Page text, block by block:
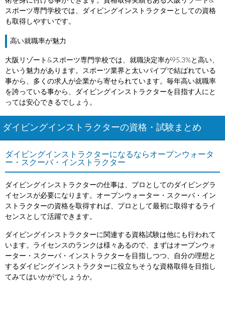
スポーツ専門学校では、ダイビングインストラクターとしての資格
も取得しやすいです。
高い就職率が魅力
大阪リゾート&スポーツ専門学校では、就職決定率が95.3%と高い、
という魅力があります。スポーツ業界と太いパイプで結ばれている
事から、多くの求人が企業から寄せられています。毎年高い就職率
を誇っている事から、ダイビングインストラクターを目指す人にと
っては安心できるでしょう。
ダイビングインストラクターの資格・試験まとめ
ダイビングインストラクターになるならオープンウォータ
ー・スクーバ・インストラクター
ダイビングインストラクターの仕事は、プロとしてのダイビングラ
イセンスが必要になります。オープンウォーター・スクーバ・イン
ストラクターの資格を取得すれば、プロとして最初に取得するライ
センスとして活躍できます。
ダイビングインストラクターに関連する資格試験は他にも行われて
います。ライセンスのランクは様々あるので、まずはオープンウォ
ーター・スクーバ・インストラクターを目指しつつ、自分の理想と
するダイビングインストラクターに役立ちそうな資格取得を目指し
てみてはいかがでしょうか。